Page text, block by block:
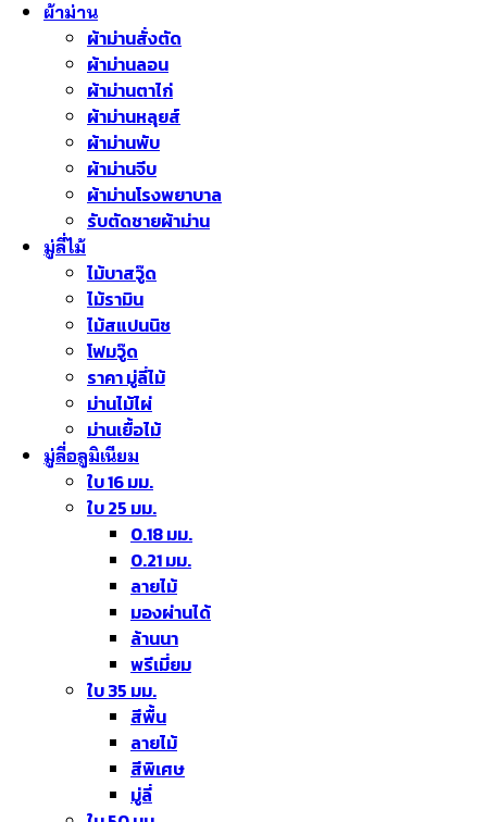
ผ้าม่าน
ผ้าม่านสั่งตัด
ผ้าม่านลอน
ผ้าม่านตาไก่
ผ้าม่านหลุยส์
ผ้าม่านพับ
ผ้าม่านจีบ
ผ้าม่านโรงพยาบาล
รับตัดชายผ้าม่าน
มู่ลี่ไม้
ไม้บาสวู๊ด
ไม้รามิน
ไม้สแปนนิช
โฟมวู๊ด
ราคา มู่ลี่ไม้
ม่านไม้ไผ่
ม่านเยื้อไม้
มู่ลี่อลูมิเนียม
ใบ 16 มม.
ใบ 25 มม.
0.18 มม.
0.21 มม.
ลายไม้
มองผ่านได้
ล้านนา
พรีเมี่ยม
ใบ 35 มม.
สีพื้น
ลายไม้
สีพิเศษ
มู่ลี่